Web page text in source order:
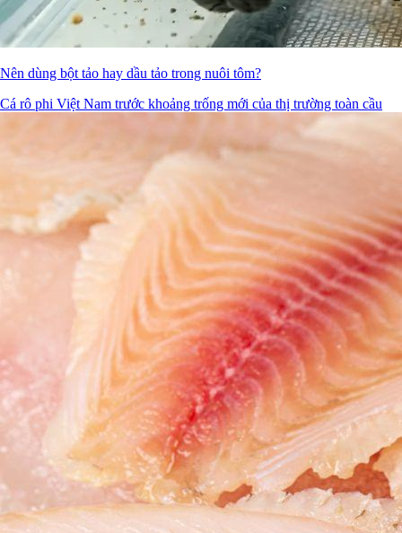
Nên dùng bột tảo hay dầu tảo trong nuôi tôm?
Cá rô phi Việt Nam trước khoảng trống mới của thị trường toàn cầu